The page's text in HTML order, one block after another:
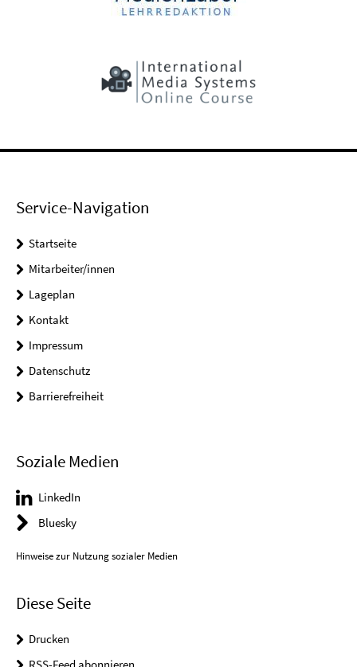
Service-Navigation
Startseite
Mitarbeiter/innen
Lageplan
Kontakt
Impressum
Datenschutz
Barrierefreiheit
Soziale Medien
LinkedIn
Bluesky
Hinweise zur Nutzung sozialer Medien
Diese Seite
Drucken